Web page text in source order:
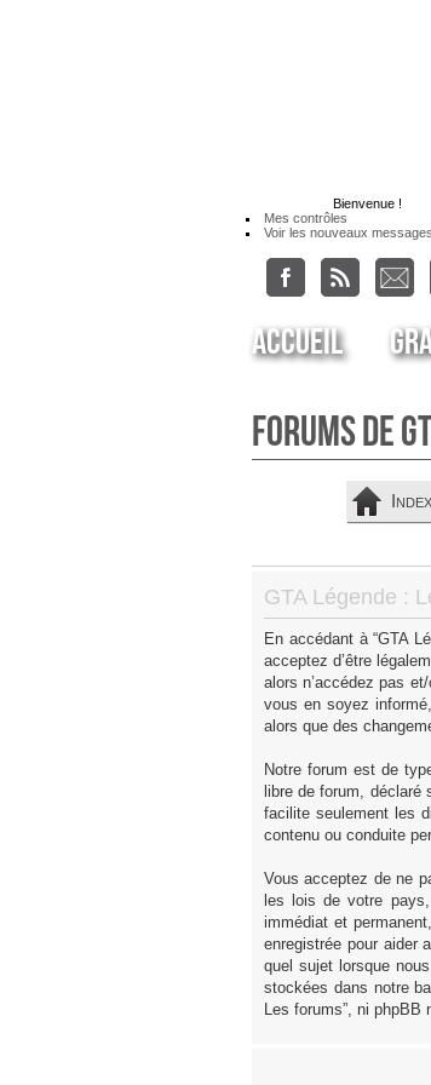
Bienvenue !
Mes contrôles
Voir les nouveaux messages
Accueil
Forums de
Index
GTA Légende :
En accédant à “GTA
acceptez d’être
alors n’accédez pas
vous en soyez
alors que des
Notre forum est de
libre de forum, déclaré
facilite seulement les
contenu ou conduite
Vous acceptez de ne
les lois de votre
immédiat et
enregistrée pour aider
quel sujet lorsque
stockées dans notre
Les forums”, ni